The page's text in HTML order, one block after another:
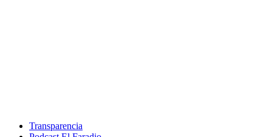
Transparencia